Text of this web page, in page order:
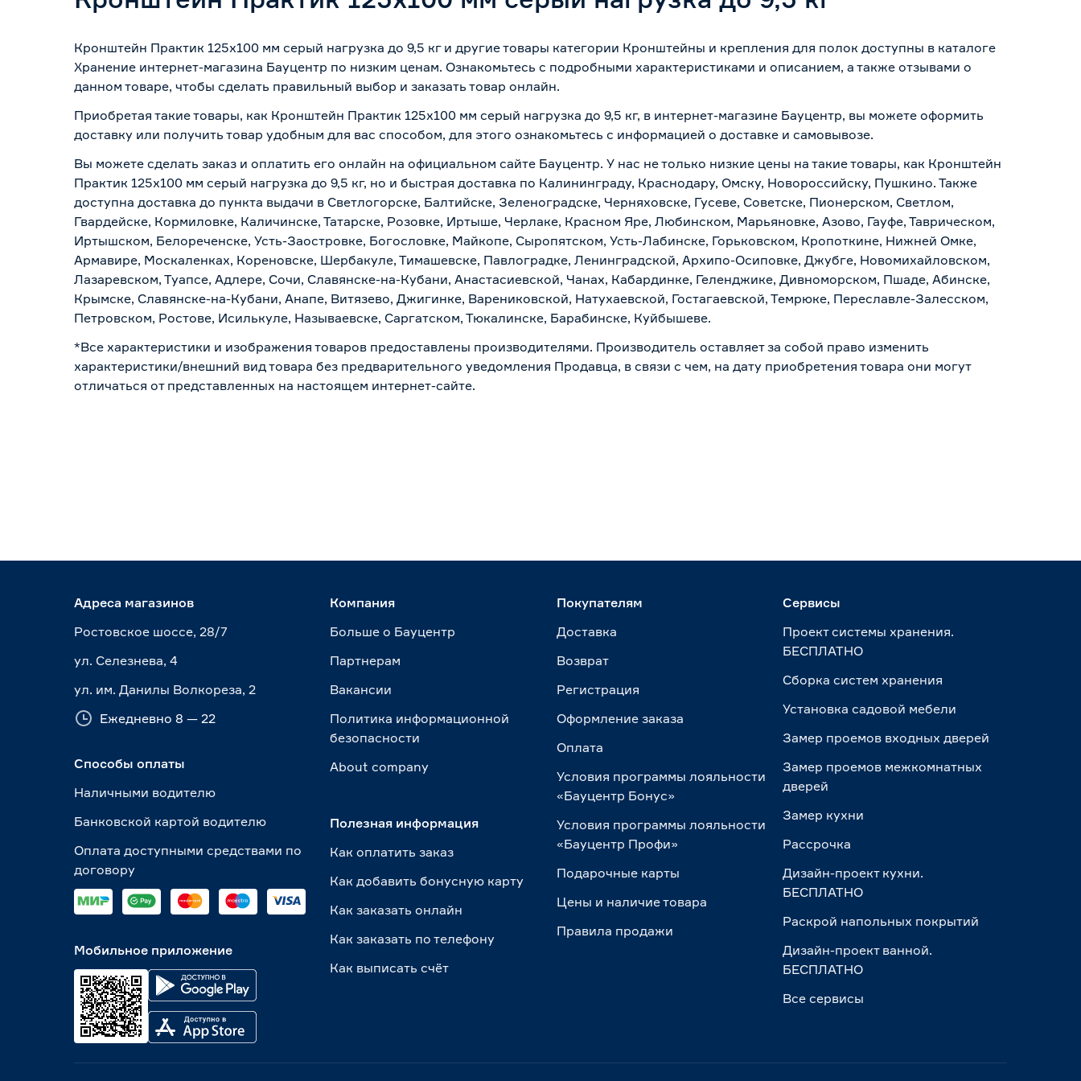
Кронштейн Практик 125х100 мм серый нагрузка до 9,5 кг и другие товары категории Кронштейны и крепления для полок доступны в каталоге
Хранение интернет-магазина Бауцентр по низким ценам. Ознакомьтесь с подробными характеристиками и описанием, а также отзывами о
данном товаре, чтобы сделать правильный выбор и заказать товар онлайн.
Приобретая такие товары, как Кронштейн Практик 125х100 мм серый нагрузка до 9,5 кг, в интернет-магазине Бауцентр, вы можете оформить
доставку или получить товар удобным для вас способом, для этого ознакомьтесь с информацией о доставке и самовывозе.
Вы можете сделать заказ и оплатить его онлайн на официальном сайте Бауцентр. У нас не только низкие цены на такие товары, как Кронштейн
Практик 125х100 мм серый нагрузка до 9,5 кг, но и быстрая доставка по Калининграду, Краснодару, Омску, Новороссийску, Пушкино. Также
доступна доставка до пункта выдачи в Светлогорске, Балтийске, Зеленоградске, Черняховске, Гусеве, Советске, Пионерском, Светлом,
Гвардейске, Кормиловке, Каличинске, Татарске, Розовке, Иртыше, Черлаке, Красном Яре, Любинском, Марьяновке, Азово, Гауфе, Таврическом,
Иртышском, Белореченске, Усть-Заостровке, Богословке, Майкопе, Сыропятском, Усть-Лабинске, Горьковском, Кропоткине, Нижней Омке,
Армавире, Москаленках, Кореновске, Шербакуле, Тимашевске, Павлоградке, Ленинградской, Архипо-Осиповке, Джубге, Новомихайловском,
Лазаревском, Туапсе, Адлере, Сочи, Славянске-на-Кубани, Анастасиевской, Чанах, Кабардинке, Геленджике, Дивноморском, Пшаде, Абинске,
Крымске, Славянске-на-Кубани, Анапе, Витязево, Джигинке, Варениковской, Натухаевской, Гостагаевской, Темрюке, Переславле-Залесском,
Петровском, Ростове, Исилькуле, Называевске, Саргатском, Тюкалинске, Барабинске, Куйбышеве.
*Все характеристики и изображения товаров предоставлены производителями. Производитель оставляет за собой право изменить
характеристики/внешний вид товара без предварительного уведомления Продавца, в связи с чем, на дату приобретения товара они могут
отличаться от представленных на настоящем интернет-сайте.
Адреса магазинов
Ростовское шоссе, 28/7
ул. Селезнева, 4
ул. им. Данилы Волкореза, 2
Ежедневно 8 — 22
Способы оплаты
Наличными водителю
Банковской картой водителю
Оплата доступными средствами по
договору
Мобильное приложение
Компания
Больше о Бауцентр
Партнерам
Вакансии
Политика информационной
безопасности
About сompany
Полезная информация
Как оплатить заказ
Как добавить бонусную карту
Как заказать онлайн
Как заказать по телефону
Как выписать счёт
Покупателям
Доставка
Возврат
Регистрация
Оформление заказа
Оплата
Условия программы лояльности
«Бауцентр Бонус»
Условия программы лояльности
«Бауцентр Профи»
Подарочные карты
Цены и наличие товара
Правила продажи
Сервисы
Проект системы хранения.
БЕСПЛАТНО
Сборка систем хранения
Установка садовой мебели
Замер проемов входных дверей
Замер проемов межкомнатных
дверей
Замер кухни
Рассрочка
Дизайн-проект кухни.
БЕСПЛАТНО
Раскрой напольных покрытий
Дизайн-проект ванной.
БЕСПЛАТНО
Все сервисы